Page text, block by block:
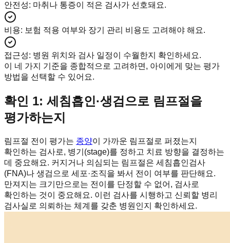
안전성: 마취나 통증이 적은 검사가 선호돼요.
비용: 보험 적용 여부와 장기 관리 비용도 고려해야 해요.
접근성: 병원 위치와 검사 일정이 수월한지 확인하세요.
이 네 가지 기준을 종합적으로 고려하면, 아이에게 맞는 평가
방법을 선택할 수 있어요.
확인 1: 세침흡인·생검으로 림프절을
평가하는지
림프절 전이 평가는 종양이 가까운 림프절로 퍼졌는지
확인하는 검사로, 병기(stage)를 정하고 치료 방향을 결정하는
데 중요해요. 커지거나 의심되는 림프절은 세침흡인검사
(FNA)나 생검으로 세포·조직을 봐서 전이 여부를 판단해요.
만져지는 크기만으로는 전이를 단정할 수 없어, 검사로
확인하는 것이 중요해요. 이런 검사를 시행하고 신뢰할 병리
검사실로 의뢰하는 체계를 갖춘 병원인지 확인하세요.